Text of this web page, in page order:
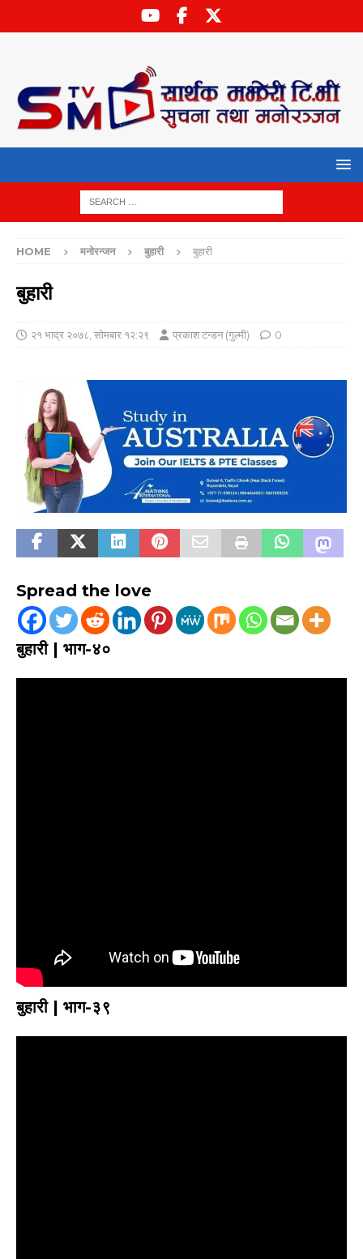
HOME मनोरन्जन बुहारी बुहारी
बुहारी
२१ भाद्र २०७८, सोमबार १२:२९ प्रकाश टन्डन (गुल्मी) 0
Spread the love
बुहारी | भाग-४०
बुहारी | भाग-३९